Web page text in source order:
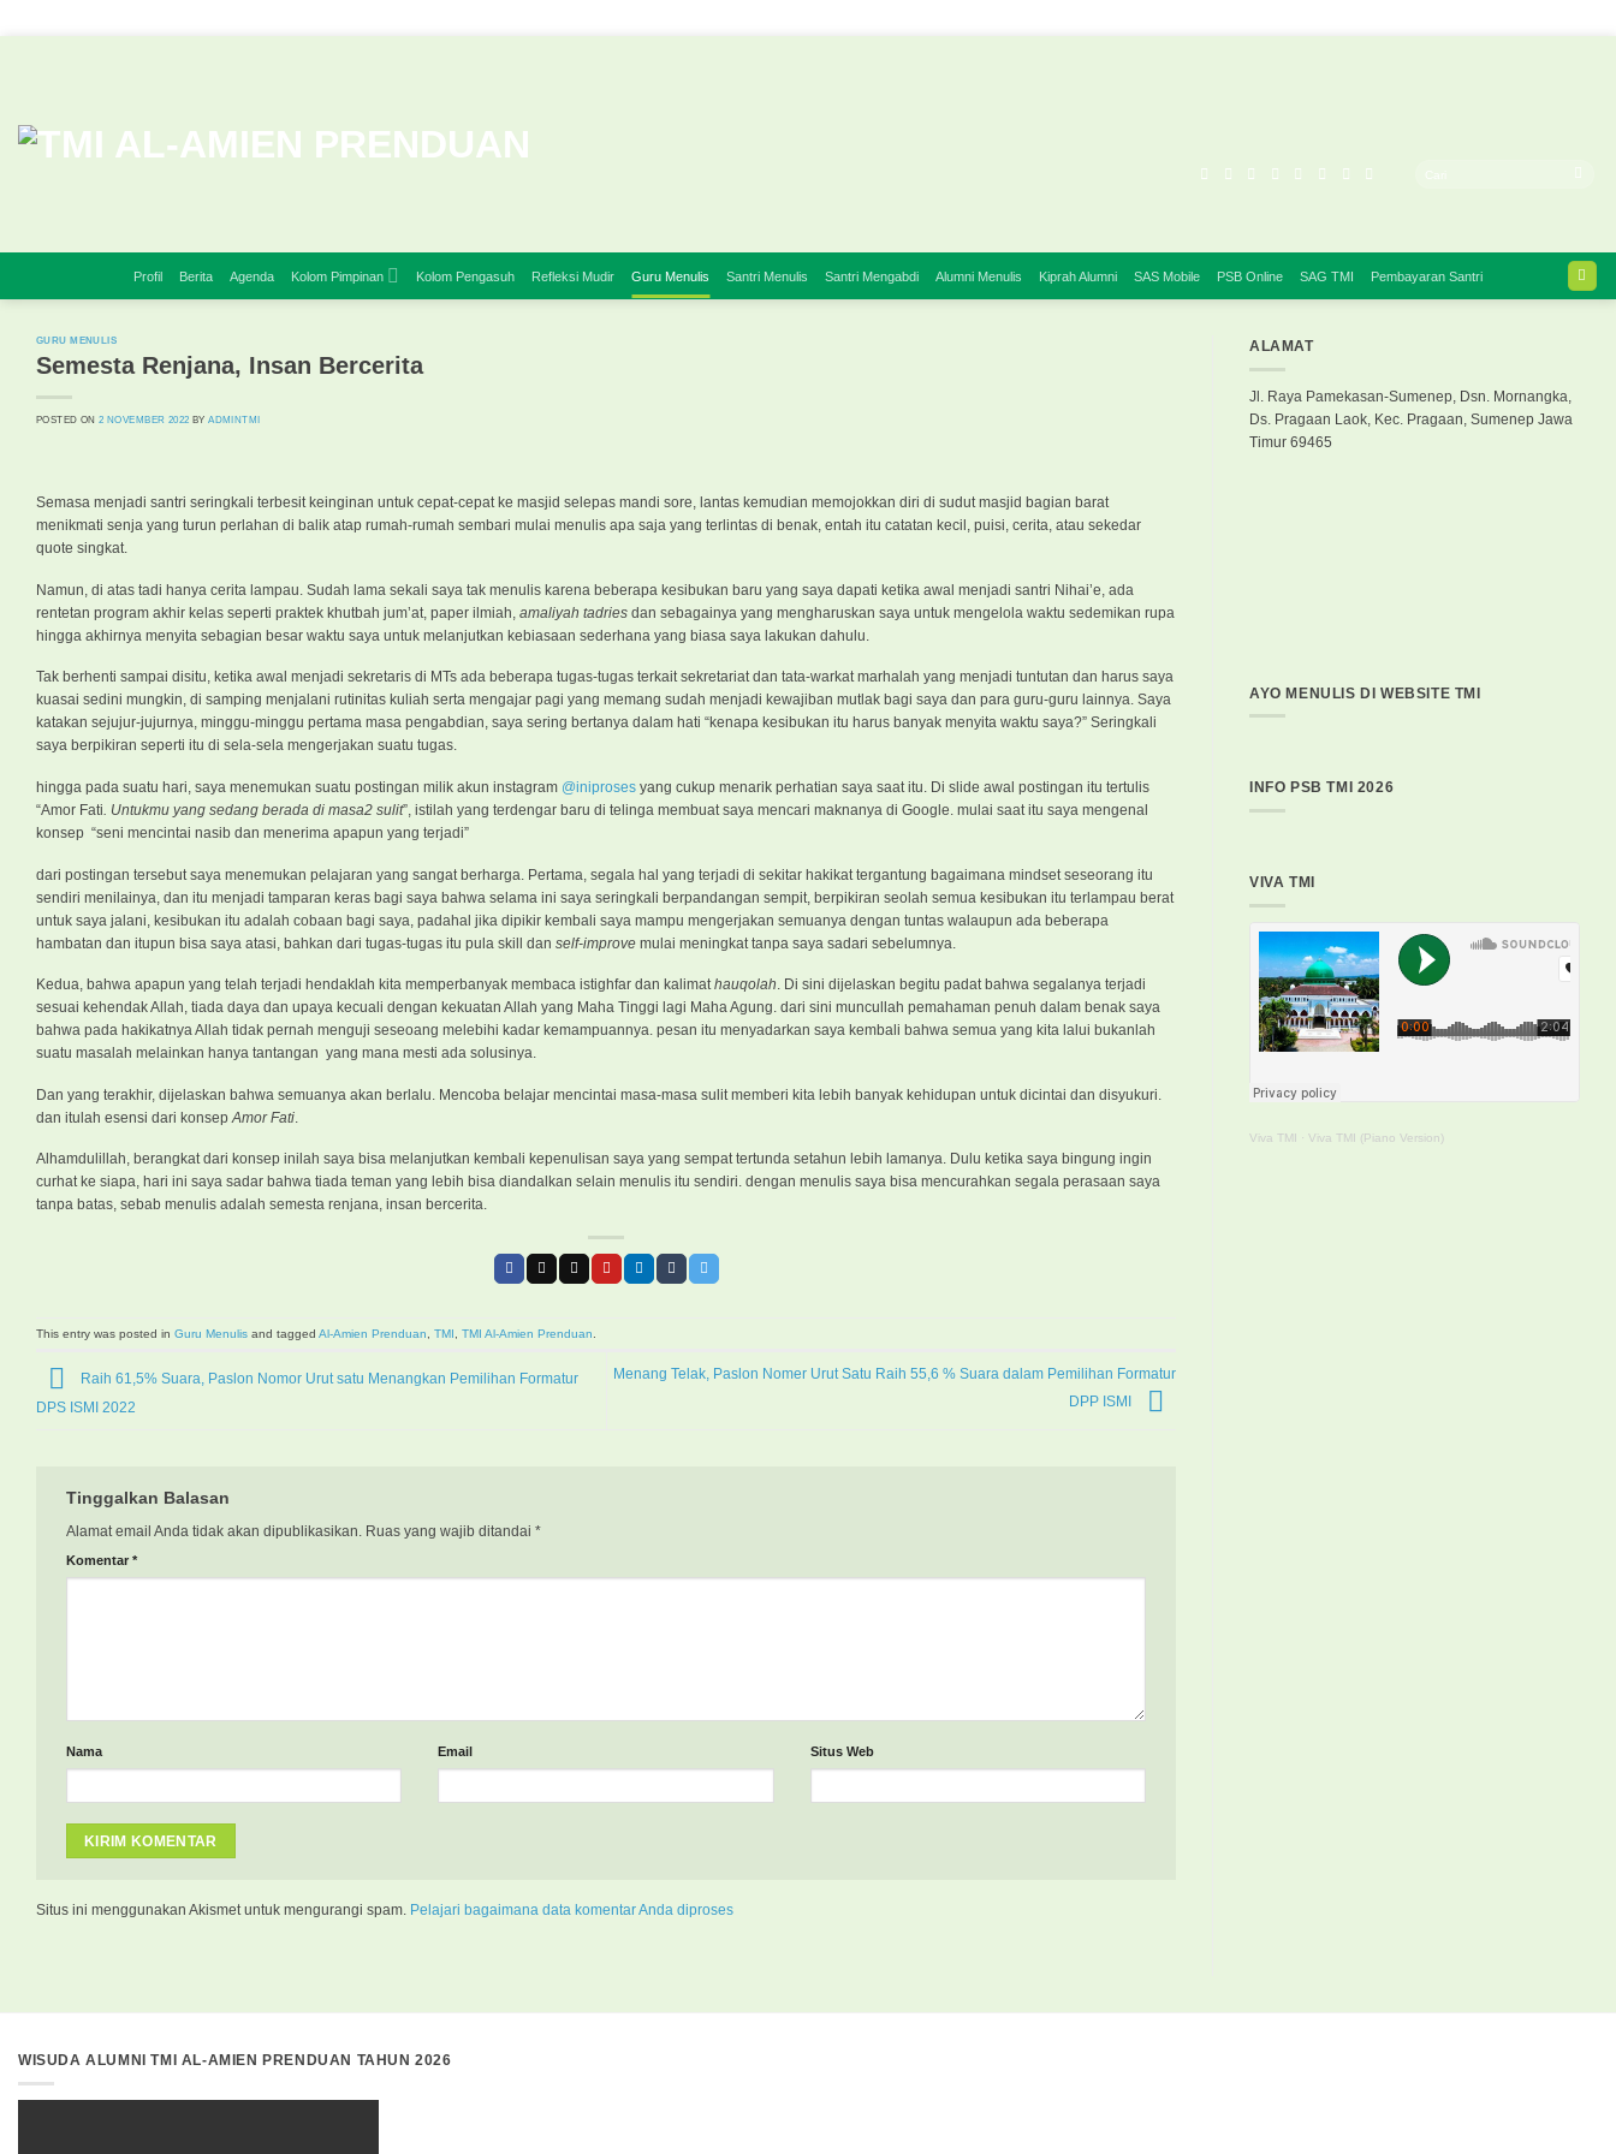
Profil Berita Agenda Kolom Pimpinan Kolom Pengasuh Refleksi Mudir Guru Menulis Santri Menulis Santri Mengabdi Alumni Menulis Kiprah Alumni SAS Mobile PSB Online SAG TMI Pembayaran Santri
GURU MENULIS
Semesta Renjana, Insan Bercerita
POSTED ON2 NOVEMBER 2022 BYADMINTMI
Semasa menjadi santri seringkali terbesit keinginan untuk cepat-cepat ke masjid selepas mandi sore, lantas kemudian memojokkan diri di sudut masjid bagian barat
menikmati senja yang turun perlahan di balik atap rumah-rumah sembari mulai menulis apa saja yang terlintas di benak, entah itu catatan kecil, puisi, cerita, atau sekedar
quote singkat.
Namun, di atas tadi hanya cerita lampau. Sudah lama sekali saya tak menulis karena beberapa kesibukan baru yang saya dapati ketika awal menjadi santri Nihai’e, ada
rentetan program akhir kelas seperti praktek khutbah jum’at, paper ilmiah, amaliyah tadries dan sebagainya yang mengharuskan saya untuk mengelola waktu sedemikan rupa
hingga akhirnya menyita sebagian besar waktu saya untuk melanjutkan kebiasaan sederhana yang biasa saya lakukan dahulu.
Tak berhenti sampai disitu, ketika awal menjadi sekretaris di MTs ada beberapa tugas-tugas terkait sekretariat dan tata-warkat marhalah yang menjadi tuntutan dan harus saya
kuasai sedini mungkin, di samping menjalani rutinitas kuliah serta mengajar pagi yang memang sudah menjadi kewajiban mutlak bagi saya dan para guru-guru lainnya. Saya
katakan sejujur-jujurnya, minggu-minggu pertama masa pengabdian, saya sering bertanya dalam hati “kenapa kesibukan itu harus banyak menyita waktu saya?” Seringkali
saya berpikiran seperti itu di sela-sela mengerjakan suatu tugas.
hingga pada suatu hari, saya menemukan suatu postingan milik akun instagram @iniproses yang cukup menarik perhatian saya saat itu. Di slide awal postingan itu tertulis
“Amor Fati. Untukmu yang sedang berada di masa2 sulit”, istilah yang terdengar baru di telinga membuat saya mencari maknanya di Google. mulai saat itu saya mengenal
konsep “seni mencintai nasib dan menerima apapun yang terjadi”
dari postingan tersebut saya menemukan pelajaran yang sangat berharga. Pertama, segala hal yang terjadi di sekitar hakikat tergantung bagaimana mindset seseorang itu
sendiri menilainya, dan itu menjadi tamparan keras bagi saya bahwa selama ini saya seringkali berpandangan sempit, berpikiran seolah semua kesibukan itu terlampau berat
untuk saya jalani, kesibukan itu adalah cobaan bagi saya, padahal jika dipikir kembali saya mampu mengerjakan semuanya dengan tuntas walaupun ada beberapa
hambatan dan itupun bisa saya atasi, bahkan dari tugas-tugas itu pula skill dan self-improve mulai meningkat tanpa saya sadari sebelumnya.
Kedua, bahwa apapun yang telah terjadi hendaklah kita memperbanyak membaca istighfar dan kalimathauqolah. Di sini dijelaskan begitu padat bahwa segalanya terjadi
sesuai kehendak Allah, tiada daya dan upaya kecuali dengan kekuatan Allah yang Maha Tinggi lagi Maha Agung. dari sini muncullah pemahaman penuh dalam benak saya
bahwa pada hakikatnya Allah tidak pernah menguji seseoang melebihi kadar kemampuannya. pesan itu menyadarkan saya kembali bahwa semua yang kita lalui bukanlah
suatu masalah melainkan hanya tantangan yang mana mesti ada solusinya.
Dan yang terakhir, dijelaskan bahwa semuanya akan berlalu. Mencoba belajar mencintai masa-masa sulit memberi kita lebih banyak kehidupan untuk dicintai dan disyukuri.
dan itulah esensi dari konsep Amor Fati
Alhamdulillah, berangkat dari konsep inilah saya bisa melanjutkan kembali kepenulisan saya yang sempat tertunda setahun lebih lamanya. Dulu ketika saya bingung ingin
curhat ke siapa, hari ini saya sadar bahwa tiada teman yang lebih bisa diandalkan selain menulis itu sendiri. dengan menulis saya bisa mencurahkan segala perasaan saya
tanpa batas, sebab menulis adalah semesta renjana, insan bercerita.
This entry was posted in Guru Menulis and tagged Al-Amien Prenduan TMI TMI Al-Amien Prenduan
Raih 61,5% Suara, Paslon Nomor Urut satu Menangkan Pemilihan Formatur
DPS ISMI 2022
Menang Telak, Paslon Nomer Urut Satu Raih 55,6 % Suara dalam Pemilihan Formatur
DPP ISMI
Tinggalkan Balasan
Alamat email Anda tidak akan dipublikasikan. Ruas yang wajib ditandai *
Komentar *
Nama Email Situs Web
Situs ini menggunakan Akismet untuk mengurangi spam. Pelajari bagaimana data komentar Anda diproses
ALAMAT
Jl. Raya Pamekasan-Sumenep, Dsn. Mornangka,
Ds. Pragaan Laok, Kec. Pragaan, Sumenep Jawa
Timur 69465
AYO MENULIS DI WEBSITE TMI
INFO PSB TMI 2026
VIVA TMI
Viva TMI · Viva TMI (Piano Version)
WISUDA ALUMNI TMI AL-AMIEN PRENDUAN TAHUN 2026